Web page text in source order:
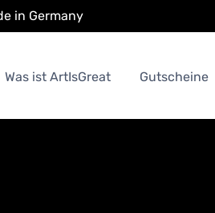
in Germany
Was ist ArtIsGreat Gutscheine